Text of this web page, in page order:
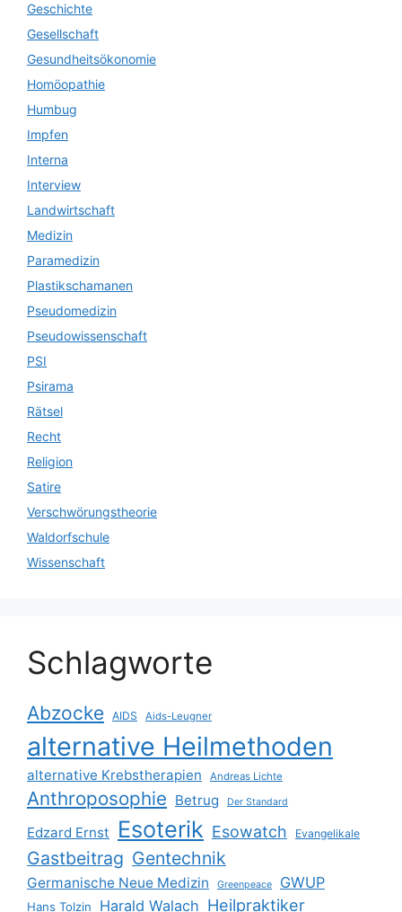
Geschichte
Gesellschaft
Gesundheitsökonomie
Homöopathie
Humbug
Impfen
Interna
Interview
Landwirtschaft
Medizin
Paramedizin
Plastikschamanen
Pseudomedizin
Pseudowissenschaft
PSI
Psirama
Rätsel
Recht
Religion
Satire
Verschwörungstheorie
Waldorfschule
Wissenschaft
Schlagworte
Abzocke AIDS Aids-Leugner
alternative Heilmethoden
alternative Krebstherapien Andreas Lichte
Anthroposophie Betrug Der Standard
Edzard Ernst Esoterik Esowatch Evangelikale
Gastbeitrag Gentechnik
Germanische Neue Medizin Greenpeace GWUP
Hans Tolzin Harald Walach Heilpraktiker